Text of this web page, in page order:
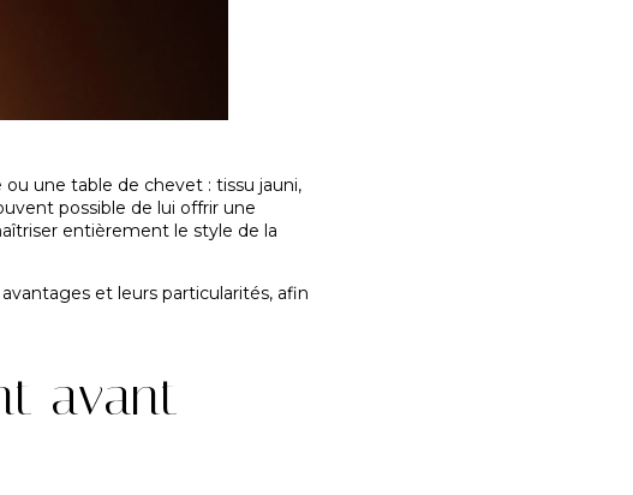
une table de chevet : tissu jauni,
possible de lui offrir une
entièrement le style de la
et leurs particularités, afin
avant